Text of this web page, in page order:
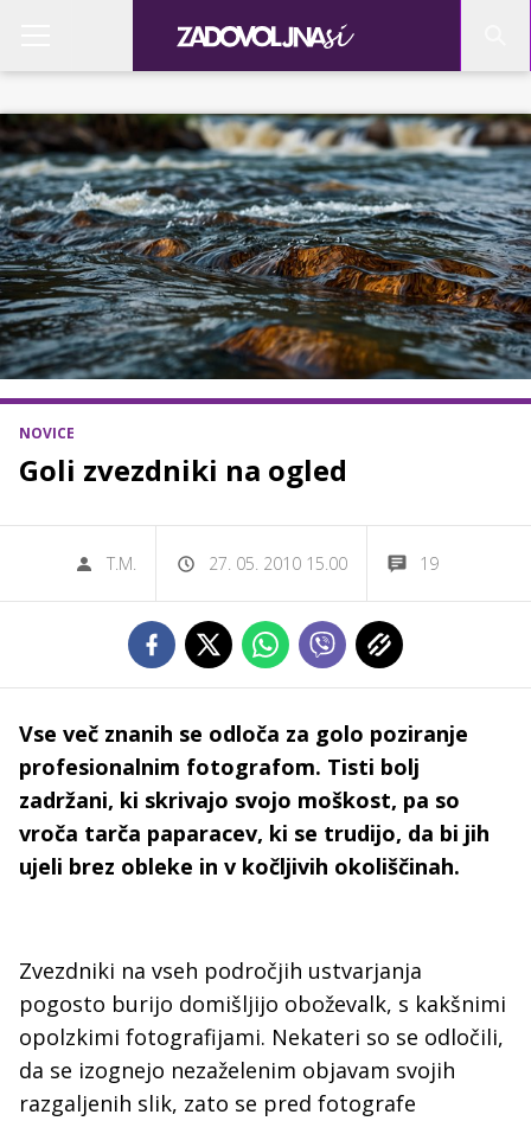
NOVICE
Goli zvezdniki na ogled
T.M. 27. 05. 2010 15.00 19
Vse več znanih se odloča za golo poziranje
profesionalnim fotografom. Tisti bolj
zadržani, ki skrivajo svojo moškost, pa so
vroča tarča paparacev, ki se trudijo, da bi jih
ujeli brez obleke in v kočljivih okoliščinah.
Zvezdniki na vseh področjih ustvarjanja
pogosto burijo domišljijo oboževalk, s kakšnimi
opolzkimi fotografijami. Nekateri so se odločili,
da se izognejo nezaželenim objavam svojih
razgaljenih slik, zato se pred fotografe